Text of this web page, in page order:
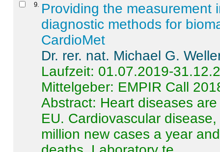
9
Providing the measurement
diagnostic methods for
CardioMet
Dr. rer. nat. Michael G.
Laufzeit: 01.07.2019-
Mittelgeber: EMPIR Call
Abstract: Heart diseases
EU. Cardiovascular
million new cases a year